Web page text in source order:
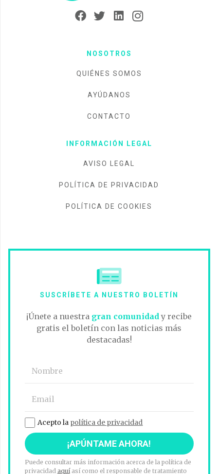
NOSOTROS
QUIÉNES SOMOS
AYÚDANOS
CONTACTO
INFORMACIÓN LEGAL
AVISO LEGAL
POLÍTICA DE PRIVACIDAD
POLÍTICA DE COOKIES
SUSCRÍBETE A NUESTRO BOLETÍN
¡Únete a nuestra gran comunidad y recibe
gratis el boletín con las noticias más
destacadas!
Acepto la política de privacidad
Puede consultar más información acerca de la política de
privacidad aquíasí como el responsable de tratamiento